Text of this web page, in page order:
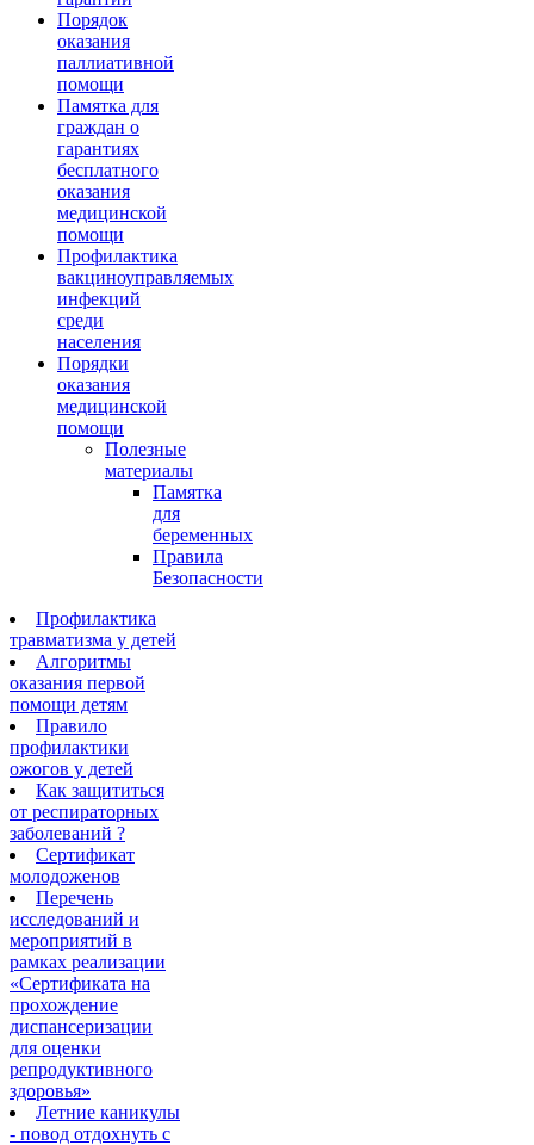
Порядок
оказания
паллиативной
помощи
Памятка для
граждан о
гарантиях
бесплатного
оказания
медицинской
помощи
Профилактика
вакциноуправляемых
инфекций
среди
населения
Порядки
оказания
медицинской
помощи
Полезные
материалы
Памятка
для
беременных
Правила
Безопасности
Профилактика
травматизма у детей
Алгоритмы
оказания первой
помощи детям
Правило
профилактики
ожогов у детей
Как защититься
от респираторных
заболеваний ?
Сертификат
молодоженов
Перечень
исследований и
мероприятий в
рамках реализации
«Сертификата на
прохождение
диспансеризации
для оценки
репродуктивного
здоровья»
Летние каникулы
- повод отдохнуть с